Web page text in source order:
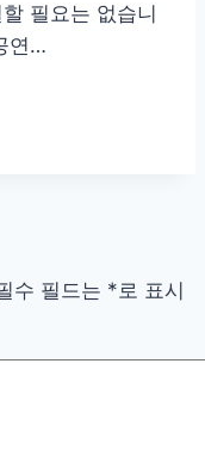
필요는 없습니
연…
수 필드는 *로 표시